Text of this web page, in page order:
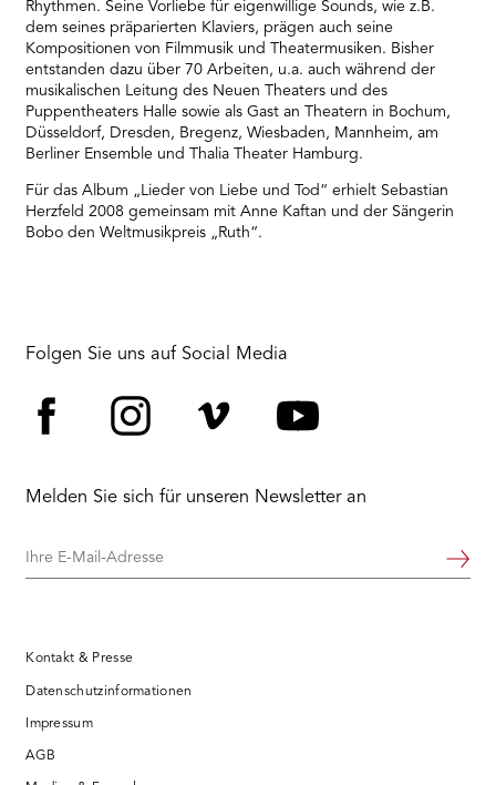
Rhythmen. Seine Vorliebe für eigenwillige Sounds, wie z.B.
dem seines präparierten Klaviers, prägen auch seine
Kompositionen von Filmmusik und Theatermusiken. Bisher
entstanden dazu über 70 Arbeiten, u.a. auch während der
musikalischen Leitung des Neuen Theaters und des
Puppentheaters Halle sowie als Gast an Theatern in Bochum,
Düsseldorf, Dresden, Bregenz, Wiesbaden, Mannheim, am
Berliner Ensemble und Thalia Theater Hamburg.
Für das Album „Lieder von Liebe und Tod“ erhielt Sebastian
Herzfeld 2008 gemeinsam mit Anne Kaftan und der Sängerin
Bobo den Weltmusikpreis „Ruth“.
Folgen Sie uns auf Social Media
Melden Sie sich für unseren Newsletter an
Ihre
Weiter
Kontakt & Presse
Datenschutzinformationen
Impressum
AGB